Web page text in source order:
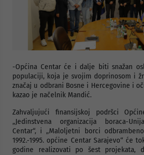
-Općina Centar će i dalje biti snažan
populaciji, koja je svojim doprinosom i
značaj u odbrani Bosne i Hercegovine i
kazao je načelnik Mandić.
Zahvaljujući finansijskoj podršci
„Jedinstvena organizacija boraca-
Centar“, i „Maloljetni borci
1992.-1995. općine Centar Sarajevo“ će
godine realizovati po šest projekata,